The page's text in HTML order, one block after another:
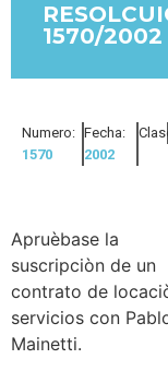
1570/2002
Numero:
1570
Fecha:
2002
Apruèbase la
suscripciòn de un
contrato de
servicios con
Mainetti.